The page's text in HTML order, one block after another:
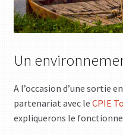
Un
A l’occasion d’une sortie
partenariat avec le CPIE
expliquerons le